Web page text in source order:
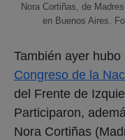
Nora Cortiñas, de
en Buenos Aires.
También ayer hubo
Congreso de la
del Frente de
Participaron,
Nora Cortiñas